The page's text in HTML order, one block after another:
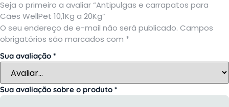
Seja o primeiro a avaliar “Antipulgas e carrapatos para
Cães WellPet 10,1Kg a 20Kg”
O seu endereço de e-mail não será publicado. Campos
obrigatórios são marcados com *
Sua avaliação *
Sua avaliação sobre o produto *